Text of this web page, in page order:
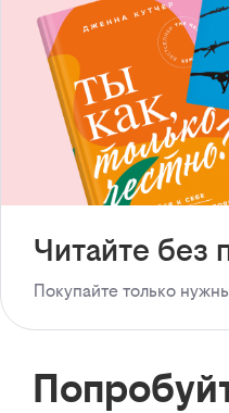
Читайте без
Покупайте только